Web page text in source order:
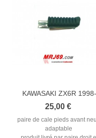
KAWASAKI ZX6R 1998-
2002 REPOSE...
25,00 €
paire de cale pieds avant
adaptable